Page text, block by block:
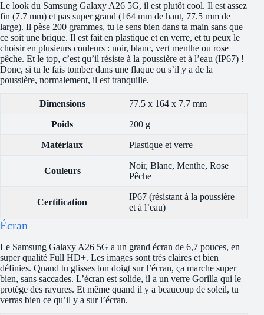
Le look du Samsung Galaxy A26 5G, il est plutôt cool. Il est assez
fin (7.7 mm) et pas super grand (164 mm de haut, 77.5 mm de
large). Il pèse 200 grammes, tu le sens bien dans ta main sans que
ce soit une brique. Il est fait en plastique et en verre, et tu peux le
choisir en plusieurs couleurs : noir, blanc, vert menthe ou rose
pêche. Et le top, c’est qu’il résiste à la poussière et à l’eau (IP67) !
Donc, si tu le fais tomber dans une flaque ou s’il y a de la
poussière, normalement, il est tranquille.
Dimensions 77.5 x 164 x 7.7 mm
Poids 200 g
Matériaux Plastique et verre
Couleurs
Noir, Blanc, Menthe, Rose
Pêche
Certification
IP67 (résistant à la poussière
et à l’eau)
Écran
Le Samsung Galaxy A26 5G a un grand écran de 6,7 pouces, en
super qualité Full HD+. Les images sont très claires et bien
définies. Quand tu glisses ton doigt sur l’écran, ça marche super
bien, sans saccades. L’écran est solide, il a un verre Gorilla qui le
protège des rayures. Et même quand il y a beaucoup de soleil, tu
verras bien ce qu’il y a sur l’écran.